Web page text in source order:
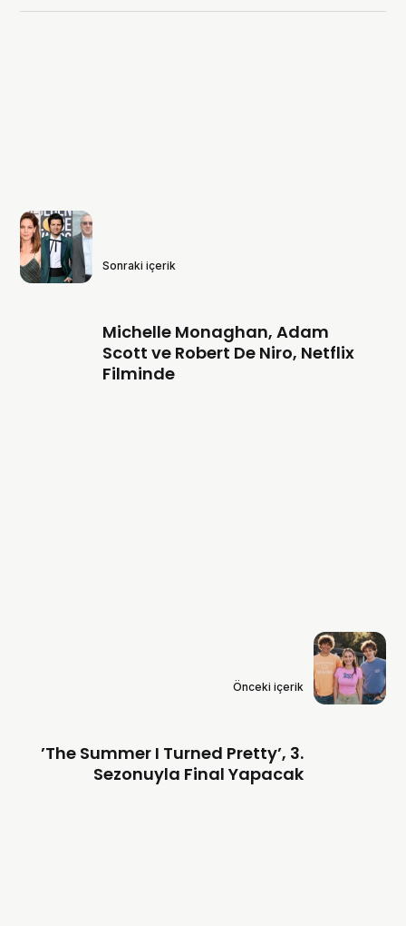
Sonraki içerik
Michelle Monaghan, Adam
Scott ve Robert De Niro, Netflix
Filminde
Önceki içerik
’The Summer I Turned Pretty’, 3.
Sezonuyla Final Yapacak